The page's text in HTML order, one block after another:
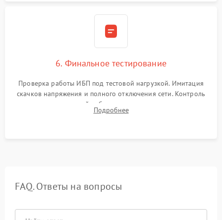
6. Финальное тестирование
Проверка работы ИБП под тестовой нагрузкой. Имитация
скачков напряжения и полного отключения сети. Контроль
времени автономной работы, температурного режима и
корректности формы выходного сигнала.
Подробнее
FAQ. Ответы на вопросы